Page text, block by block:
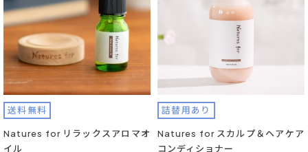
送料無料
Natures for リラックスアロマオ
イル
詰替用あり
Natures for スカルプ＆ヘアケア
コンディショナー